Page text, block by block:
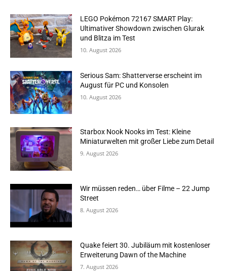
LEGO Pokémon 72167 SMART Play:
Ultimativer Showdown zwischen Glurak
und Blitza im Test
10. August 2026
Serious Sam: Shatterverse erscheint im
August für PC und Konsolen
10. August 2026
Starbox Nook Nooks im Test: Kleine
Miniaturwelten mit großer Liebe zum Detail
9. August 2026
Wir müssen reden… über Filme – 22 Jump
Street
8. August 2026
Quake feiert 30. Jubiläum mit kostenloser
Erweiterung Dawn of the Machine
7. August 2026